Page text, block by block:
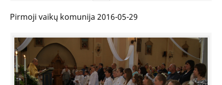
Pirmoji vaikų komunija 2016-05-29